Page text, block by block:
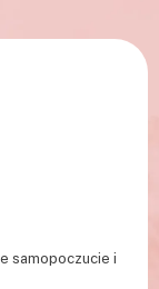
samopoczucie i